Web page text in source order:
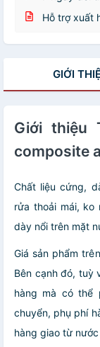
Hỗ trợ xuất
GIỚI
Giới thiệu
composite
Chất liệu cứng,
rửa thoải mái, ko
dày nổi trên mặt
Giá sản phẩm
Bên cạnh đó, tuỳ
hàng mà có thể
chuyển, phụ phí
hàng giao từ